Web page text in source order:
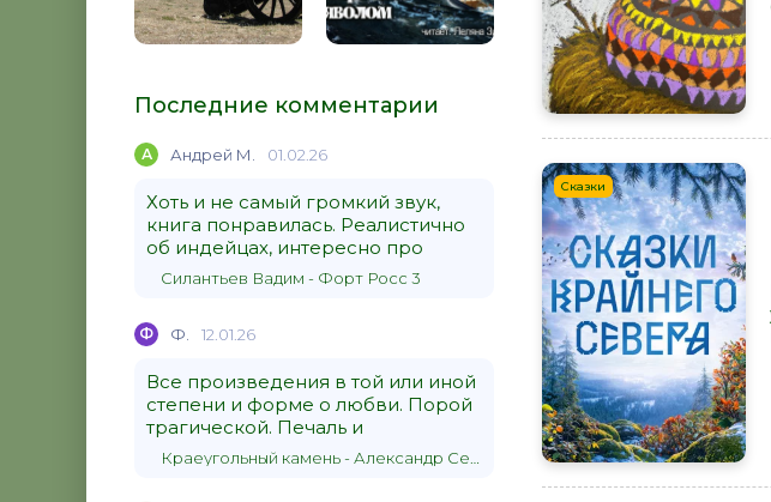
Последние комментарии
А Андрей М. 01.02.26
Хоть и не самый громкий звук,
книга понравилась. Реалистично
об индейцах, интересно про
Силантьев Вадим - Форт Росс 3
Ф Ф. 12.01.26
Все произведения в той или иной
степени и форме о любви. Порой
трагической. Печаль и
Сказки